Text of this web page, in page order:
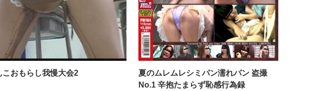
こおもらし我慢大会2
夏のムレムレシミパン濡れパン 盗撮
No.1 辛抱たまらず恥感行為録